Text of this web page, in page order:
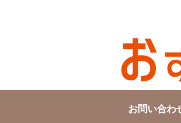
お問い合わ